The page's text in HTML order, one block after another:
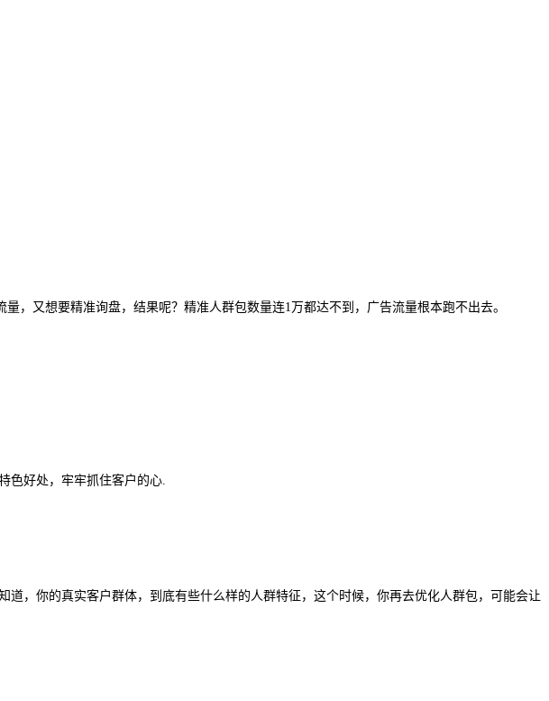
，又想要精准询盘，结果呢？精准人群包数量连1万都达不到，广告流量根本跑不出去。
色好处，牢牢抓住客户的心.
，你的真实客户群体，到底有些什么样的人群特征，这个时候，你再去优化人群包，可能会让